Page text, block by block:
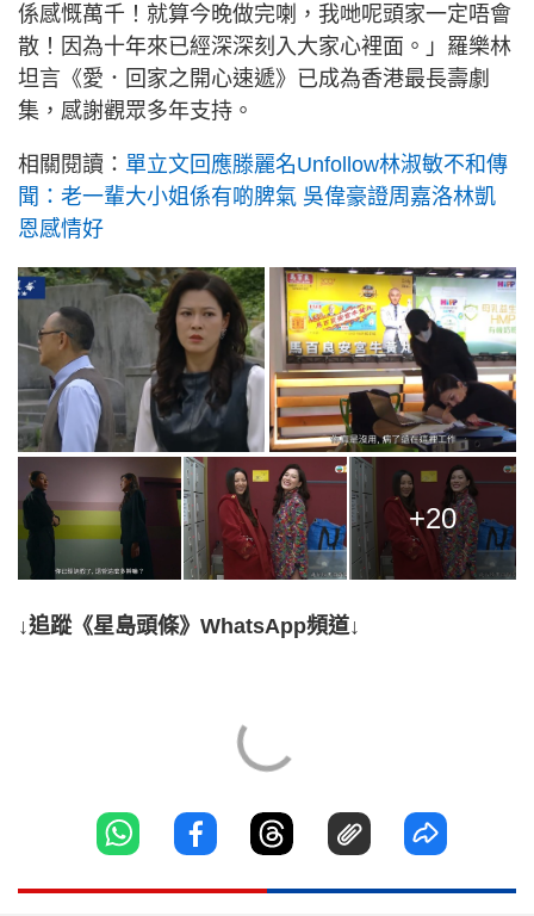
係感慨萬千！就算今晚做完喇，我哋呢頭家一定唔會
散！因為十年來已經深深刻入大家心裡面。」羅樂林
坦言《愛．回家之開心速遞》已成為香港最長壽劇
集，感謝觀眾多年支持。
相關閱讀： 單立文回應滕麗名Unfollow林淑敏不和傳
聞：老一輩大小姐係有啲脾氣 吳偉豪證周嘉洛林凱
恩感情好
+20
↓追蹤《星島頭條》WhatsApp頻道↓